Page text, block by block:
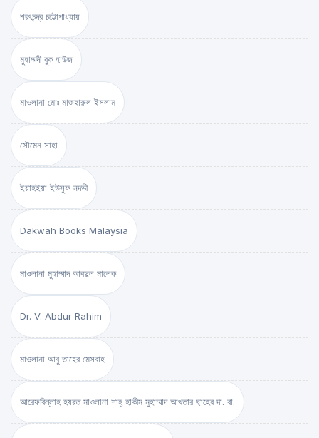
শরৎচন্দ্র চট্টোপাধ্যায়
মুহাম্মদী বুক হাউজ
মাওলানা মোঃ মাজহারুল ইসলাম
সৌমেন সাহা
ইয়াহইয়া ইউসুফ নদভী
Dakwah Books Malaysia
মাওলানা মুহাম্মাদ আবদুল মালেক
Dr. V. Abdur Rahim
মাওলানা আবু তাহের মেসবাহ
আরেফবিল্লাহ হযরত মাওলানা শাহ্ হাকীম মুহাম্মাদ আখতার ছাহেব দা. বা.